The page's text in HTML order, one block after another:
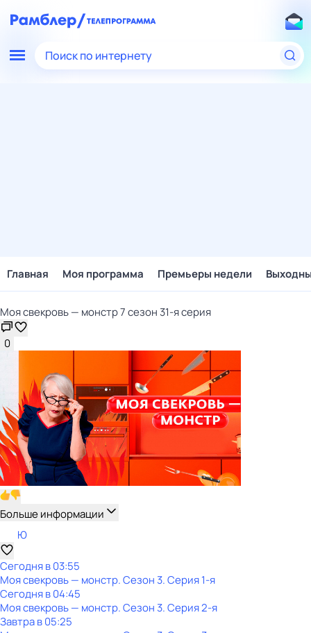
Поиск по интернету
Главная Моя программа Премьеры недели
Моя свекровь — монстр 7 сезон 31-я серия
0
Больше информации
Ю
Сегодня в 03:55
Моя свекровь — монстр. Сезон 3. Серия 1-я
Сегодня в 04:45
Моя свекровь — монстр. Сезон 3. Серия 2-я
Завтра в 05:25